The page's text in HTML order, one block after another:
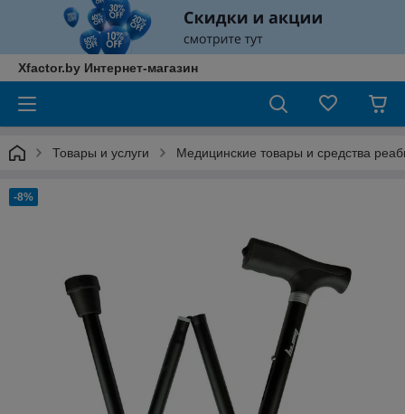
Xfactor.by Интернет-магазин
Товары и услуги Медицинские товары и средства
-8%